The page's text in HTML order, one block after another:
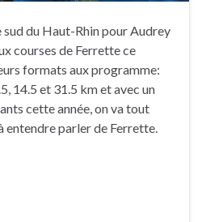
du Haut-Rhin pour Audrey
courses de Ferrette ce
formats aux programme:
14.5 et 31.5 km et avec un
cette année, on va tout
entendre parler de Ferrette.